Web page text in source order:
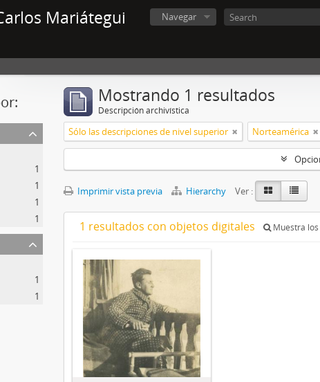
Mariátegui Navegar
1
1
1
1
1
1
Mostrando 1 resultados
Descripción archivística
Sólo las descripciones de nivel superior Norteamérica
Imprimir vista previa Hierarchy Ver :
1 resultados con objetos digitales Muestra